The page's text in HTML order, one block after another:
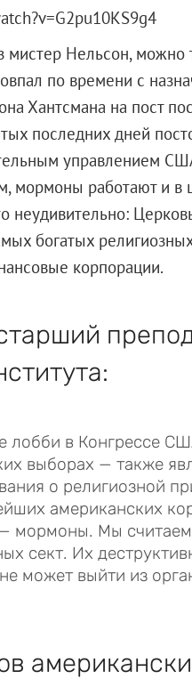
Нельсон, можно
по времени с
Хантсмана на пост
последних дней
управлением
мормоны работают и в
неудивительно:
богатых
корпорации.
в Конгрессе
выборах — также
о религиозной
американских
мормоны. Мы
сект. Их
может выйти из